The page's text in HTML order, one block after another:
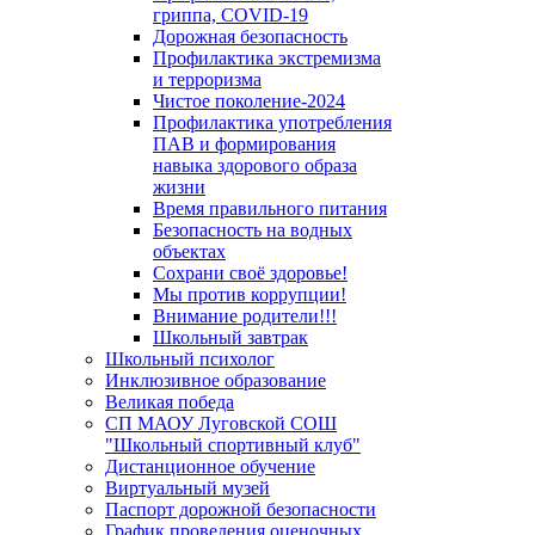
гриппа, COVID-19
Дорожная безопасность
Профилактика экстремизма
и терроризма
Чистое поколение-2024
Профилактика употребления
ПАВ и формирования
навыка здорового образа
жизни
Время правильного питания
Безопасность на водных
объектах
Сохрани своё здоровье!
Мы против коррупции!
Внимание родители!!!
Школьный завтрак
Школьный психолог
Инклюзивное образование
Великая победа
СП МАОУ Луговской СОШ
"Школьный спортивный клуб"
Дистанционное обучение
Виртуальный музей
Паспорт дорожной безопасности
График проведения оценочных